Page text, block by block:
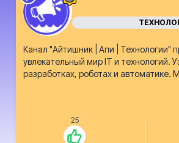
Канал "Айтишник | Апи | Технологии"
увлекательный мир IT и технологий.
разработках, роботах и автоматике.